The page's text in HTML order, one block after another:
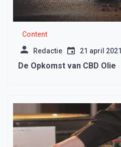
Content
Redactie 21 april 2021
De Opkomst van CBD Olie